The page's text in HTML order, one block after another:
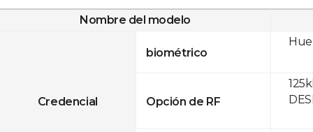
Nombre del modelo
Credencial
biométrico
Opción de RF